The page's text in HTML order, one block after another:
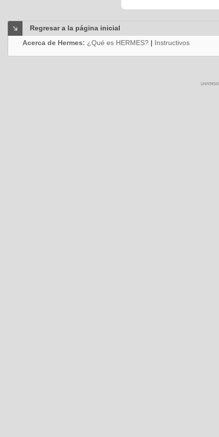
Regresar a la página inicial
Acerca de Hermes: ¿Qué es HERMES? | Instructivos